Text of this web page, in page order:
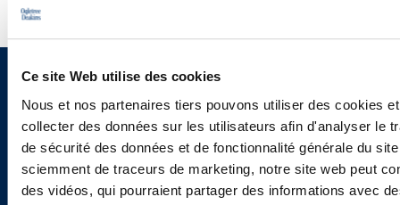
Ce site Web utilise des cookies
Nous et nos partenaires tiers pouvons utiliser des cookies
collecter des données sur les utilisateurs afin d'analyser le
de sécurité des données et de fonctionnalité générale du
sciemment de traceurs de marketing, notre site web peut
des vidéos, qui pourraient partager des informations avec
Vous souhaitez recevoir nos
newsletters, informations et
actualités ?